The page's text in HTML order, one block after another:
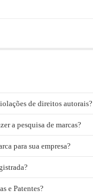
de direitos autorais?
a pesquisa de marcas?
para sua empresa?
e Patentes?